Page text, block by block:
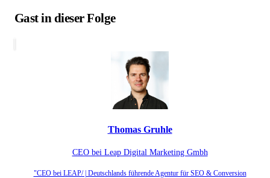
Gast in dieser Folge
Thomas Gruhle
CEO bei Leap Digital Marketing Gmbh
"CEO bei LEAP/ | Deutschlands führende Agentur für SEO & Conversion